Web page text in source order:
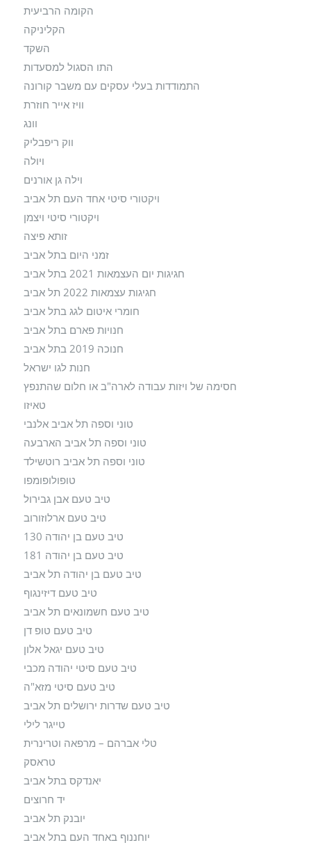
הקומה הרביעית
הקליניקה
השקד
התו הסגול למסעדות
התמודדות בעלי עסקים עם משבר קורונה
וויז אייר חוזרת
וונג
ווק ריפבליק
ויולה
וילה גן אורנים
ויקטורי סיטי אחד העם תל אביב
ויקטורי סיטי ויצמן
זותא פיצה
זמני היום בתל אביב
חגיגות יום העצמאות 2021 בתל אביב
חגיגות עצמאות 2022 תל אביב
חומרי איטום לגג בתל אביב
חנויות פארם בתל אביב
חנוכה 2019 בתל אביב
חנות לגו ישראל
חסימה של ויזות עבודה לארה"ב או חלום שהתנפץ
טאיזו
טוני וספה תל אביב אלנבי
טוני וספה תל אביב הארבעה
טוני וספה תל אביב רוטשילד
טופולופומפו
טיב טעם אבן גבירול
טיב טעם ארלוזורוב
טיב טעם בן יהודה 130
טיב טעם בן יהודה 181
טיב טעם בן יהודה תל אביב
טיב טעם דיזינגוף
טיב טעם חשמונאים תל אביב
טיב טעם טופ דן
טיב טעם יגאל אלון
טיב טעם סיטי יהודה מכבי
טיב טעם סיטי מזא"ה
טיב טעם שדרות ירושלים תל אביב
טייגר לילי
טלי אברהם – מרפאה וטרינרית
טראסק
יאנדקס בתל אביב
יד חרוצים
יובנק תל אביב
יוחננוף באחד העם בתל אביב